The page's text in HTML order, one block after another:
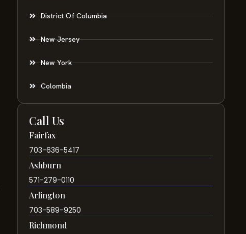
District Of Columbia
New Jersey
New York
Colombia
Call Us
Fairfax
703-636-5417
Ashburn
571-279-0110
Arlington
703-589-9250
Richmond